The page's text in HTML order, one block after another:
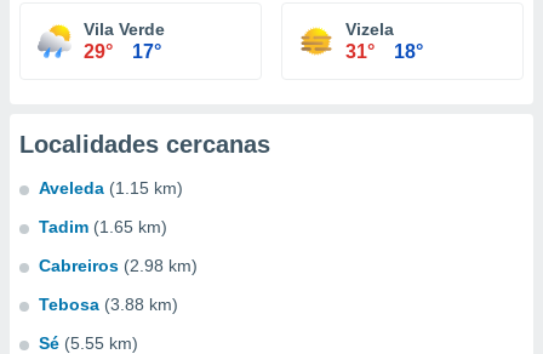
Vila Verde
29° 17°
Vizela
31° 18°
Localidades cercanas
Aveleda (1.15 km)
Tadim (1.65 km)
Cabreiros (2.98 km)
Tebosa (3.88 km)
Sé (5.55 km)